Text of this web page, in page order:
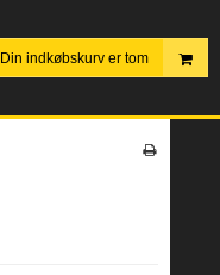
Din indkøbskurv er tom